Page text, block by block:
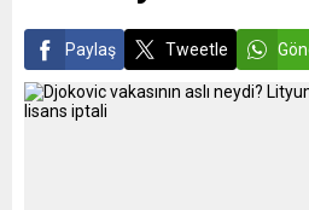
Paylaş Tweetle